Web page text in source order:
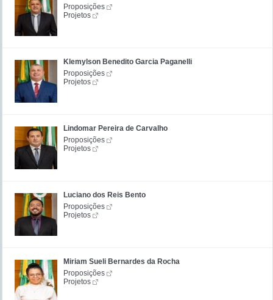
Proposições
Projetos
Klemylson Benedito Garcia Paganelli
Proposições
Projetos
Lindomar Pereira de Carvalho
Proposições
Projetos
Luciano dos Reis Bento
Proposições
Projetos
Miriam Sueli Bernardes da Rocha
Proposições
Projetos